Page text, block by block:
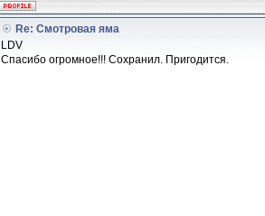
Re: Смотровая яма
LDV
Спасибо огромное!!! Сохранил. Пригодится.